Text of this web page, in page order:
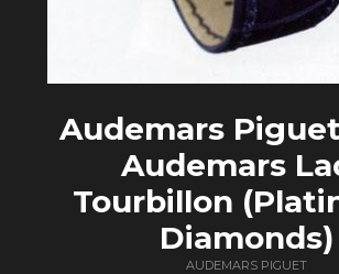
Audemars
Audemars
Tourbillon
Diamonds)
AUDEMARS PIGUET